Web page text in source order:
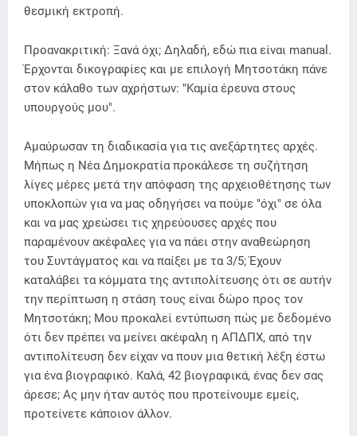
θεσμική εκτροπή.
Προανακριτική: Ξανά όχι; Δηλαδή, εδώ πια είναι manual.
Έρχονται δικογραφίες και με επιλογή Μητσοτάκη πάνε
στον κάλαθο των αχρήστων: "Καμία έρευνα στους
υπουργούς μου".
Αμαύρωσαν τη διαδικασία για τις ανεξάρτητες αρχές.
Μήπως η Νέα Δημοκρατία προκάλεσε τη συζήτηση
λίγες μέρες μετά την απόφαση της αρχειοθέτησης των
υποκλοπών για να μας οδηγήσει να πούμε "όχι" σε όλα
και να μας χρεώσει τις χηρεύουσες αρχές που
παραμένουν ακέφαλες για να πάει στην αναθεώρηση
του Συντάγματος και να παίξει με τα 3/5; Έχουν
καταλάβει τα κόμματα της αντιπολίτευσης ότι σε αυτήν
την περίπτωση η στάση τους είναι δώρο προς τον
Μητσοτάκη; Μου προκαλεί εντύπωση πώς με δεδομένο
ότι δεν πρέπει να μείνει ακέφαλη η ΑΠΔΠΧ, από την
αντιπολίτευση δεν είχαν να πουν μια θετική λέξη έστω
για ένα βιογραφικό. Καλά, 42 βιογραφικά, ένας δεν σας
άρεσε; Ας μην ήταν αυτός που προτείνουμε εμείς,
προτείνετε κάποιον άλλον.